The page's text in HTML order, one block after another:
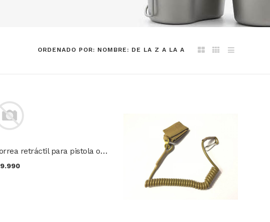
ORDENADO POR: NOMBRE: DE LA Z A LA A
Correa retráctil para pistola o accesorios
9.990